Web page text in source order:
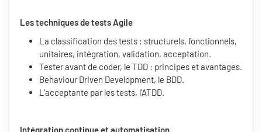
Les techniques de tests Agile
La classification des tests : structurels, fonctionnels,
unitaires, intégration, validation, acceptation.
Tester avant de coder, le TDD : principes et avantages.
Behaviour Driven Development, le BDD.
L'acceptante par les tests, l'ATDD.
Intégration continue et automatisation